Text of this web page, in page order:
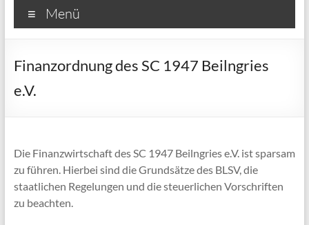
Menü
Finanzordnung des SC 1947 Beilngries
e.V.
Die Finanzwirtschaft des SC 1947 Beilngries e.V. ist sparsam
zu führen. Hierbei sind die Grundsätze des BLSV, die
staatlichen Regelungen und die steuerlichen Vorschriften
zu beachten.